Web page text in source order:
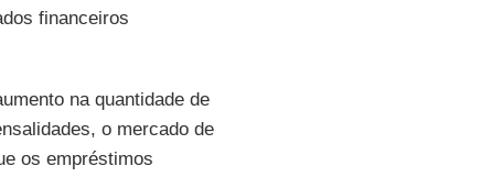
financeiros
na quantidade de
o mercado de
os empréstimos